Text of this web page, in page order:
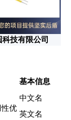
技有限公司
优
基本信息
中文名
英文名